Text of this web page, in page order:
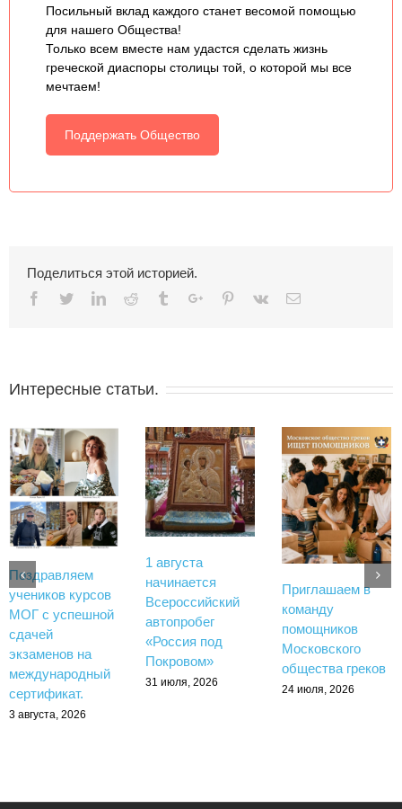
Посильный вклад каждого станет весомой помощью
для нашего Общества!
Только всем вместе нам удастся сделать жизнь
греческой диаспоры столицы той, о которой мы все
мечтаем!
Поддержать Общество
Поделиться этой историей.
Facebook
TwitterLinkedinReddit TumblrGoogle+Pinterest
Vk Email
Интересные статьи.
Поздравляем
учеников курсов
МОГ с успешной
сдачей
экзаменов на
международный
сертификат.
3 августа, 2026
1 августа
начинается
Всероссийский
автопробег
«Россия под
Покровом»
31 июля, 2026
Приглашаем в
команду
помощников
Московского
общества греков
24 июля, 2026